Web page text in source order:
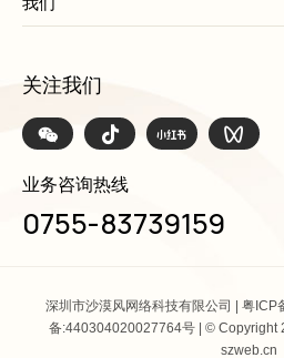
关注我们
业务咨询热线
0755-83739159
深圳市沙漠风网络科技有限公司 | 粤ICP
备:440304020027764号| © Copyright
szweb.cn